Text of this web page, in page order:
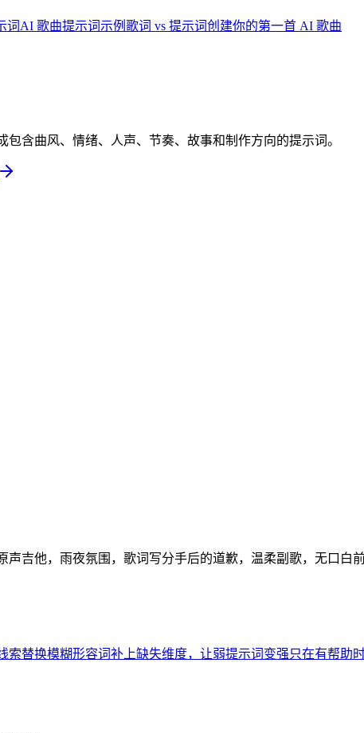
词 AI 歌曲提示词示例 歌词 vs 提示词创建你的第一首 AI 歌曲
含曲风、情绪、人声、节奏、故事和制作方向的提示词。
吉他，雨夜氛围，歌词写分手后的道歉，温柔副歌，无口白前
索替换模糊形容词补上缺失维度，让弱提示词变强只在有帮助